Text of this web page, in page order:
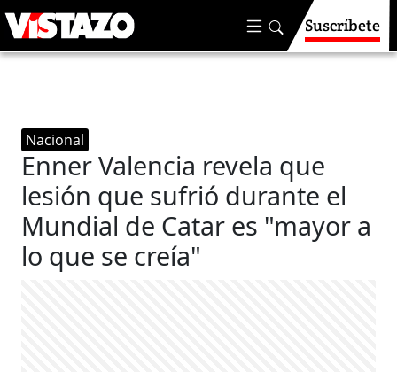
Suscríbete
Nacional
Enner Valencia revela que
lesión que sufrió durante el
Mundial de Catar es "mayor a
lo que se creía"